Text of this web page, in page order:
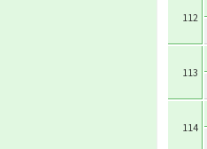
112
113
114